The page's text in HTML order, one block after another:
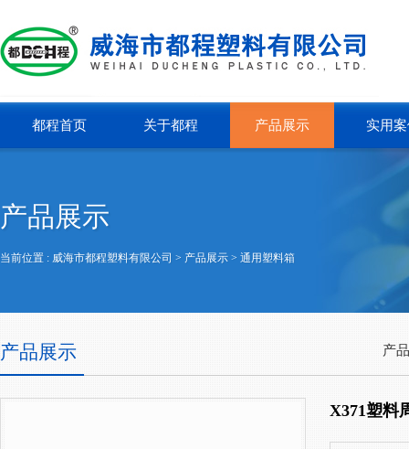
都程首页 关于都程 产品展示 实用
产品展示
当前位置 : 威海市都程塑料有限公司 > 产品展示 > 通用塑料箱
产品展示 产
X371塑料